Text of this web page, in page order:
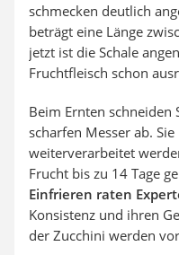
schmecken deutlich
beträgt eine Länge
jetzt ist die Schale
Fruchtfleisch schon
Beim Ernten schneiden
scharfen Messer ab.
weiterverarbeitet
Frucht bis zu 14 Tage
Einfrieren raten
Konsistenz und ihren
der Zucchini werden